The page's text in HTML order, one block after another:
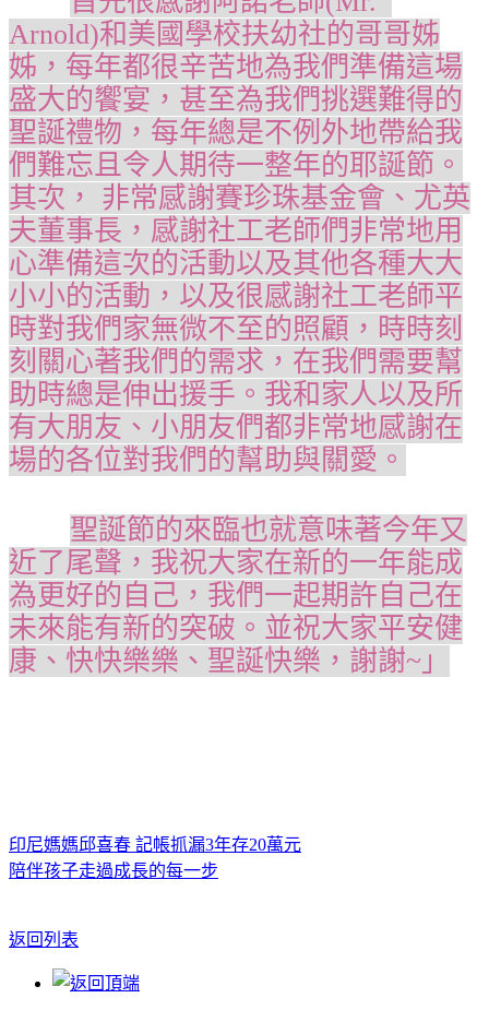
Arnold)和美國學校扶幼社的哥哥姊
姊，每年都很辛苦地為我們準備這場
盛大的饗宴，甚至為我們挑選難得的
聖誕禮物，每年總是不例外地帶給我
們難忘且令人期待一整年的耶誕節。
其次， 非常感謝賽珍珠基金會、尤英
夫董事長，感謝社工老師們非常地用
心準備這次的活動以及其他各種大大
小小的活動，以及很感謝社工老師平
時對我們家無微不至的照顧，時時刻
刻關心著我們的需求，在我們需要幫
助時總是伸出援手。我和家人以及所
有大朋友、小朋友們都非常地感謝在
場的各位對我們的幫助與關愛。
聖誕節的來臨也就意味著今年又
近了尾聲，我祝大家在新的一年能成
為更好的自己，我們一起期許自己在
未來能有新的突破。並祝大家平安健
康、快快樂樂、聖誕快樂，謝謝~」
印尼媽媽邱喜春 記帳抓漏3年存20萬元
陪伴孩子走過成長的每一步
返回列表